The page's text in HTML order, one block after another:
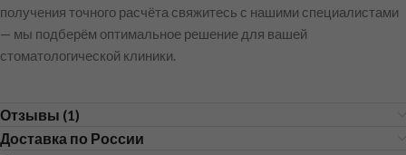
получения точного расчёта свяжитесь с нашими специалистами
— мы подберём оптимальное решение для вашей
стоматологической клиники.
Отзывы (1)
Доставка по России